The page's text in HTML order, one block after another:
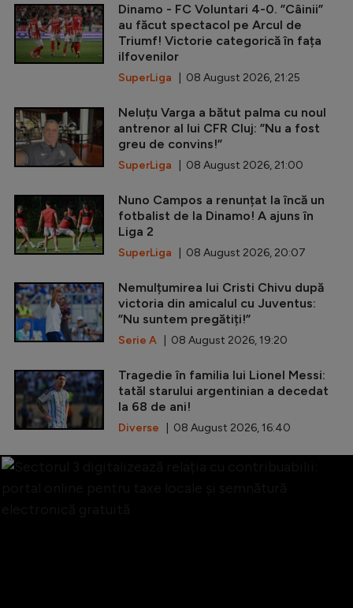
Dinamo - FC Voluntari 4-0. ”Câinii”
au făcut spectacol pe Arcul de
Triumf! Victorie categorică în fața
ilfovenilor
SuperLiga | 08 August 2026, 21:25
Neluțu Varga a bătut palma cu noul
antrenor al lui CFR Cluj: ”Nu a fost
greu de convins!”
SuperLiga | 08 August 2026, 21:00
Nuno Campos a renunțat la încă un
fotbalist de la Dinamo! A ajuns în
Liga 2
SuperLiga | 08 August 2026, 20:07
Nemulțumirea lui Cristi Chivu după
victoria din amicalul cu Juventus:
”Nu suntem pregătiți!”
Serie A | 08 August 2026, 19:20
Tragedie în familia lui Lionel Messi:
tatăl starului argentinian a decedat
la 68 de ani!
Diverse | 08 August 2026, 16:40